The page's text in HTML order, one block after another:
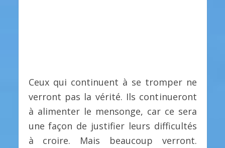
Ceux qui continuent à se tromper ne
verront pas la vérité. Ils continueront
à alimenter le mensonge, car ce sera
une façon de justifier leurs difficultés
à croire. Mais beaucoup verront.